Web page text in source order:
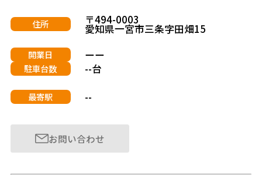
住所 〒494-0003
愛知県一宮市三条字田畑15
開業日 ーー
駐車台数 --台
最寄駅 --
お問い合わせ